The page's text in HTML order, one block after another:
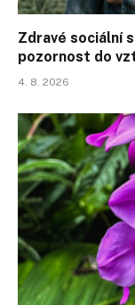
Zdravé sociální
pozornost do
4. 8. 2026